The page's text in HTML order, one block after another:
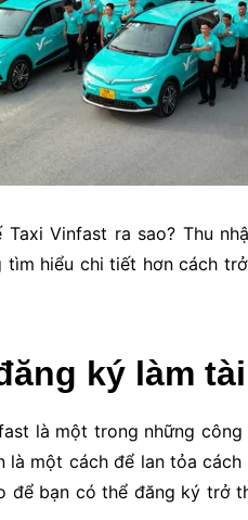
Vinfast ra sao? Thu
hiểu chi tiết hơn cách
ký làm
là một trong những
một cách để lan tỏa
để bạn có thể đăng ký trở